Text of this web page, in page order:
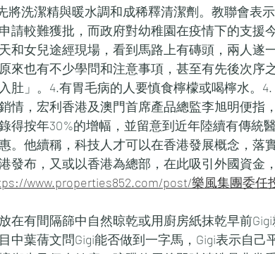
將洗潔精與暖水調和成稀釋清潔劑。教聯會表
請較難獲批，而政府對幼稚園在疫情下的支援
和女兒途經現場，看到馬路上有磚頭，兩人遂
來也有不少學問和注意事項，甚至有先後次序
肚」。4.有胃毛病的人要慎食檸檬或喝檸水。
情，宏利香港及澳門首席產品總監李旭明便指
得按年30%的增幅，並留意到近年陸續有傳統
。他續稱，科技人才可以在香港發展概念，落
發布，又或以香港為總部，在此吸引外國資金
www.properties852.com/post/樂風集團委任
在有間隔篩中自然晾乾或用廚房紙抹乾早前
中葉蒨文問Gigi能否做到一字馬，Gigi表示自